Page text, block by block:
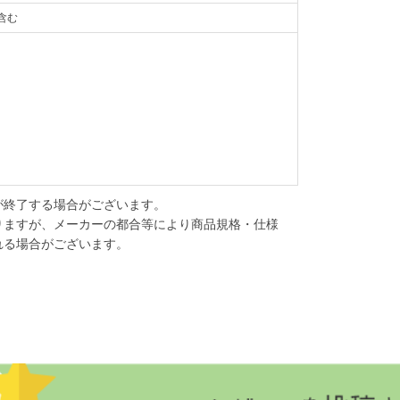
む
了する場合がございます。
すが、メーカーの都合等により商品規格・仕様
場合がございます。